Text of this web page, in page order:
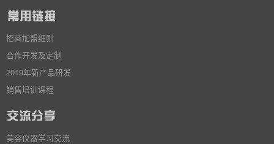
招商加盟细则
合作开发及定制
2019年新产品研发
销售培训课程
美容仪器学习交流